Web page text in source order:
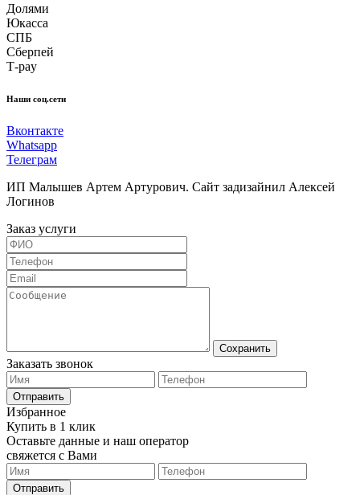
Долями
Юкасса
СПБ
Сберпей
Т-pay
Наши соц.сети
Вконтакте
Whatsapp
Телеграм
ИП Малышев Артем Артурович. Сайт задизайнил Алексей
Логинов
Заказ услуги
Сохранить
Заказать звонок
Отправить
Избранное
Купить в 1 клик
Оставьте данные и наш оператор
свяжется с Вами
Отправить